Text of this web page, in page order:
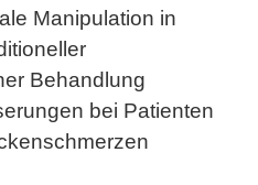
Manipulation in
Behandlung
bei Patienten